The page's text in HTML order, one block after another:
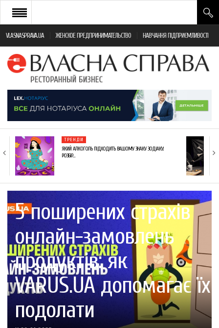
VLASNASPRAVA.UA ЖЕНСКОЕ ПРЕДПРИНИМАТЕЛЬСТВО НАВЧАННЯ ПІДПРИЄМЛИВОСТІ
НОВИНИ РЕСТОРАННОГО БІЗНЕСУ
ЯК ВІДКРИТИ ТА УСПІШНО КЕРУВАТИ
МОНІТОРИНГ ЗАКОНОДАВСТВА
ФРАНЧАЙЗИНГ
КНИГИ
ТРЕНДИ
ЯКИЙ АЛКОГОЛЬ ПІДХОДИТЬ ВАШОМУ ЗНАКУ ЗОДІАКУ:
РОЗБІР…
5 поширених страхів
онлайн-замовлень
продуктів: як
VARUS.UA допомагає їх
подолати